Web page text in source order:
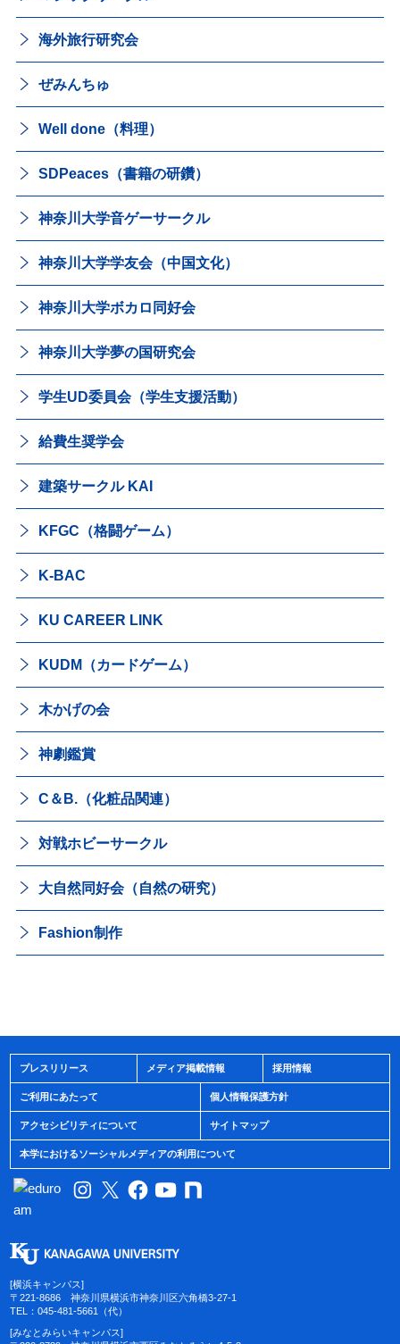
海外旅行研究会
ぜみんちゅ
Well done（料理）
SDPeaces（書籍の研鑽）
神奈川大学音ゲーサークル
神奈川大学学友会（中国文化）
神奈川大学ボカロ同好会
神奈川大学夢の国研究会
学生UD委員会（学生支援活動）
給費生奨学会
建築サークル KAI
KFGC（格闘ゲーム）
K-BAC
KU CAREER LINK
KUDM（カードゲーム）
木かげの会
神劇鑑賞
C＆B.（化粧品関連）
対戦ホビーサークル
大自然同好会（自然の研究）
Fashion制作
プレスリリース メディア掲載情報 採用情報
ご利用にあたって 個人情報保護方針
アクセシビリティについて サイトマップ
本学におけるソーシャルメディアの利用について
[横浜キャンパス]
〒221-8686 神奈川県横浜市神奈川区六角橋3-27-1
TEL：045-481-5661（代）
[みなとみらいキャンパス]